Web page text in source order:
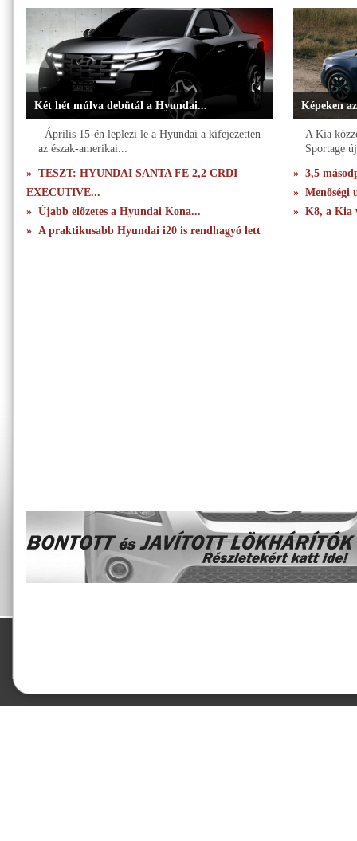
Két hét múlva debütál a Hyundai...
Április 15-én leplezi le a Hyundai a kifejezetten
az észak-amerikai...
» TESZT: HYUNDAI SANTA FE 2,2 CRDI
EXECUTIVE...
» Újabb előzetes a Hyundai Kona...
» A praktikusabb Hyundai i20 is rendhagyó lett
Képeken
A Kia
Sportage
» 3,5
» Menőségi
» K8, a Kia